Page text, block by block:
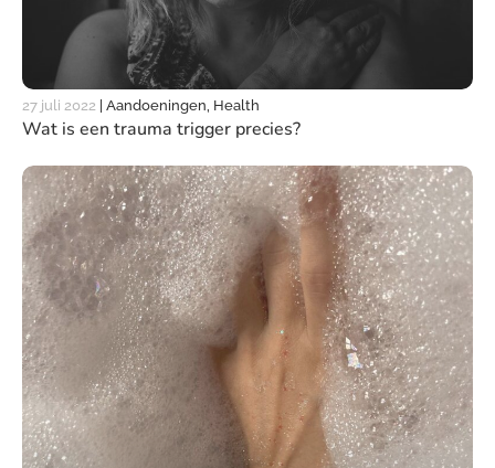
27 juli 2022 | Aandoeningen, Health
Wat is een trauma trigger precies?